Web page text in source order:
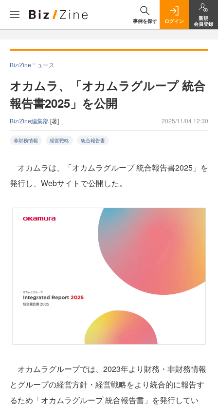
事例を探す ログイン
新規
会員登録
Biz/Zineニュース
オカムラ、「オカムラグループ 統合
報告書2025」を公開
Biz/Zine編集部[著] 2025/11/04 12:30
非財務情報 経営戦略 統合報告書
オカムラは、「オカムラグループ 統合報告書2025」を
発行し、Webサイトで公開した。
オカムラグループでは、2023年より財務・非財務情報
とグループの経営方針・経営戦略をより統合的に報告す
るため「オカムラグループ 統合報告書」を発行してい